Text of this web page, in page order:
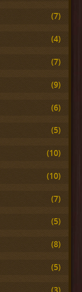
(7)
(4)
(7)
(9)
(6)
(5)
(10)
(10)
(7)
(5)
(8)
(5)